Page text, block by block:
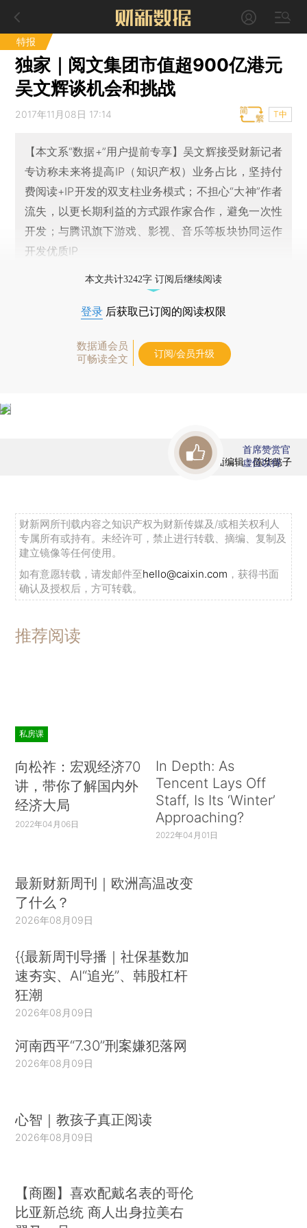
特报
独家｜阅文集团市值超900亿港元
吴文辉谈机会和挑战
2017年11月08日 17:14 T中
【本文系“数据+”用户提前专享】吴文辉接受财新记者
专访称未来将提高IP（知识产权）业务占比，坚持付
费阅读+IP开发的双支柱业务模式；不担心“大神”作者
流失，以更长期利益的方式跟作家合作，避免一次性
开发；与腾讯旗下游戏、影视、音乐等板块协同运作
开发优质IP
本文共计3242字 订阅后继续阅读
登录 后获取已订阅的阅读权限
数据通会员
可畅读全文
订阅/会员升级
版面编辑：陈华懿子
首席赞赏官
虚位以待
财新网所刊载内容之知识产权为财新传媒及/或相关权利人
专属所有或持有。未经许可，禁止进行转载、摘编、复制及
建立镜像等任何使用。
如有意愿转载，请发邮件至hello@caixin.com ，获得书面
确认及授权后，方可转载。
推荐阅读
私房课
向松祚：宏观经济70
讲，带你了解国内外
经济大局
2022年04月06日
In Depth: As
Tencent Lays Off
Staff, Is Its ‘Winter’
Approaching?
2022年04月01日
最新财新周刊｜欧洲高温改变
了什么？
2026年08月09日
{{最新周刊导播｜社保基数加
速夯实、AI“追光”、韩股杠杆
狂潮
2026年08月09日
河南西平“7.30”刑案嫌犯落网
2026年08月09日
心智｜教孩子真正阅读
2026年08月09日
【商圈】喜欢配戴名表的哥伦
比亚新总统 商人出身拉美右